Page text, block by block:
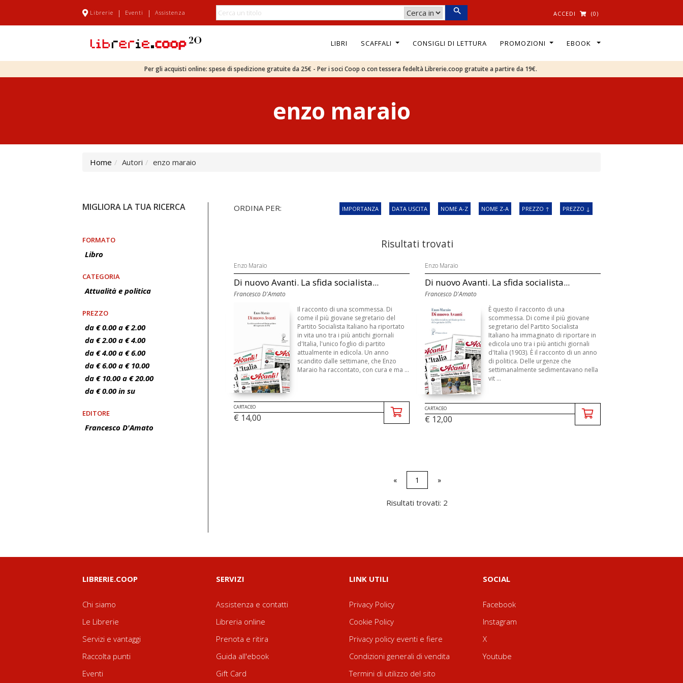
Librerie | Eventi | Assistenza ACCEDI (0)
LIBRI SCAFFALI CONSIGLI DI LETTURA PROMOZIONI EBOOK
Per gli acquisti online: spese di spedizione gratuite da 25€ - Per i soci Coop o con tessera fedeltà Librerie.coop gratuite a partire da 19€.
enzo maraio
Home Autori enzo maraio
MIGLIORA LA TUA RICERCA
FORMATO
Libro
CATEGORIA
Attualità e politica
PREZZO
da € 0.00 a € 2.00
da € 2.00 a € 4.00
da € 4.00 a € 6.00
da € 6.00 a € 10.00
da € 10.00 a € 20.00
da € 0.00 in su
EDITORE
Francesco D'Amato
ORDINA PER: IMPORTANZA DATA USCITA NOME A-Z NOME Z-A PREZZO ↑ PREZZO ↓
Risultati trovati
Enzo Maraio
Di nuovo Avanti. La sfida socialista...
Francesco D'Amato
Il racconto di una scommessa. Di
come il più giovane segretario del
Partito Socialista Italiano ha riportato
in vita uno tra i più antichi giornali
d'Italia, l'unico foglio di partito
attualmente in edicola. Un anno
scandito dalle settimane, che Enzo
Maraio ha raccontato, con cura e ma ...
CARTACEO
€ 14,00
Enzo Maraio
Di nuovo Avanti. La sfida socialista...
Francesco D'Amato
È questo il racconto di una
scommessa. Di come il più giovane
segretario del Partito Socialista
Italiano ha immaginato di riportare in
edicola uno tra i più antichi giornali
d'Italia (1903). È il racconto di un anno
di politica. Delle urgenze che
settimanalmente sedimentavano nella
vit ...
CARTACEO
€ 12,00
« 1 »
Risultati trovati: 2
LIBRERIE.COOP
Chi siamo
Le Librerie
Servizi e vantaggi
Raccolta punti
Eventi
SERVIZI
Assistenza e contatti
Libreria online
Prenota e ritira
Guida all'ebook
Gift Card
LINK UTILI
Privacy Policy
Cookie Policy
Privacy policy eventi e fiere
Condizioni generali di vendita
Termini di utilizzo del sito
SOCIAL
Facebook
Instagram
X
Youtube